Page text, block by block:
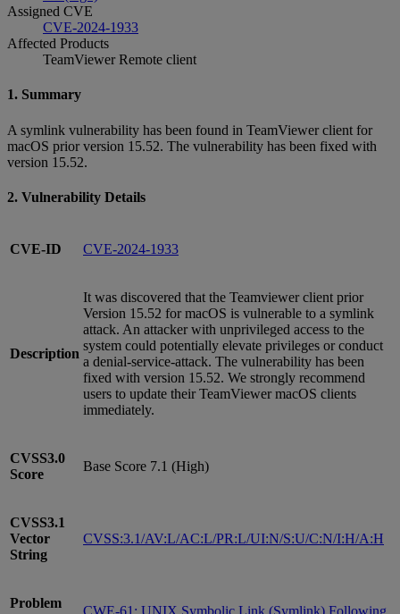
Assigned CVE
CVE-2024-1933
Affected Products
TeamViewer Remote client
1. Summary
A symlink vulnerability has been found in TeamViewer client for
macOS prior version 15.52. The vulnerability has been fixed with
version 15.52.
2. Vulnerability Details
CVE-ID CVE-2024-1933
Description
It was discovered that the Teamviewer client prior
Version 15.52 for macOS is vulnerable to a symlink
attack. An attacker with unprivileged access to the
system could potentially elevate privileges or conduct
a denial-service-attack. The vulnerability has been
fixed with version 15.52. We strongly recommend
users to update their TeamViewer macOS clients
immediately.
CVSS3.0
Score
Base Score 7.1 (High)
CVSS3.1
Vector
String
CVSS:3.1/AV:L/AC:L/PR:L/UI:N/S:U/C:N/I:H/A:H
Problem
CWE-61: UNIX Symbolic Link (Symlink) Following